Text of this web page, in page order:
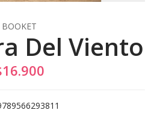
BOOKET
Del Viento